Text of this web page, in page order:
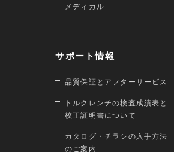
メディカル
サポート情報
品質保証とアフターサービス
トルクレンチの検査成績表と
校正証明書について
カタログ・チラシの入手方法
のご案内